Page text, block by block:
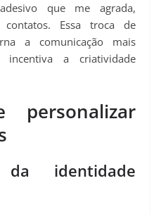
que me agrada,
Essa troca de
a comunicação mais
incentiva a criatividade
personalizar
da identidade